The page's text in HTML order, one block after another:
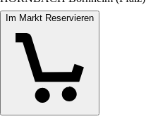
Im Markt Reservieren